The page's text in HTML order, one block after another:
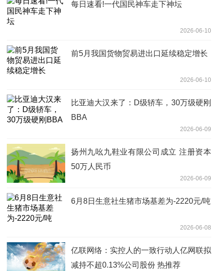
每日速看!一代国民神车走下神坛
2026-06-10
前5月我国货物贸易进出口延续稳定增长
2026-06-10
比亚迪大汉来了：D级轿车，30万级硬刚
BBA
2026-06-09
扬州九吆九鞋业有限公司成立 注册资本
50万人民币
2026-06-09
6月8日生意社生猪市场基差为-2220元/吨
2026-06-08
亿联网络：实控人的一致行动人亿网联拟
减持不超0.13%公司股份 热推荐